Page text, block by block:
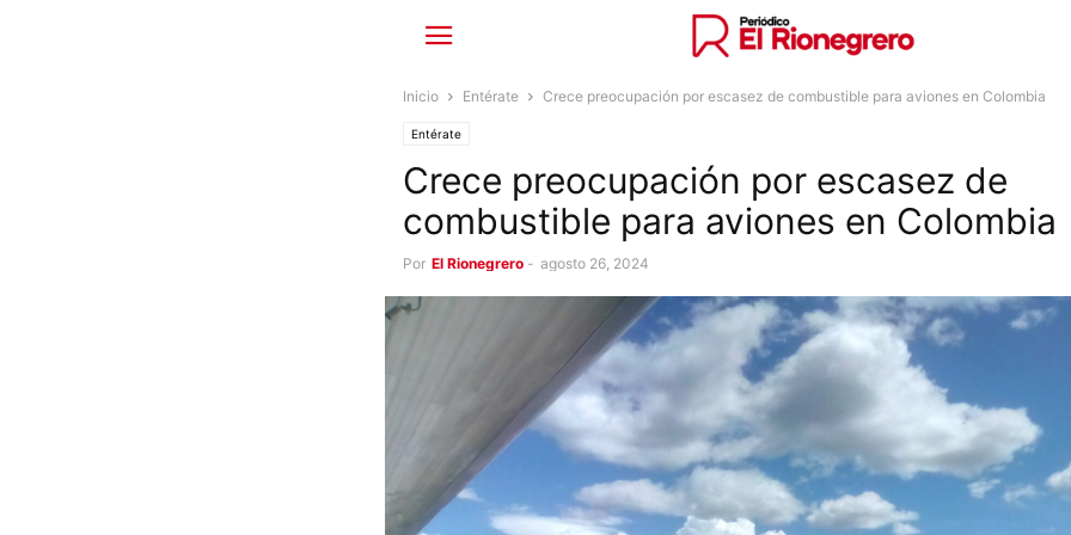
Inicio Entérate Crece preocupación por escasez de combustible para aviones en Colombia
Entérate
Crece preocupación por escasez de
combustible para aviones en Colombia
Por El Rionegrero - agosto 26, 2024